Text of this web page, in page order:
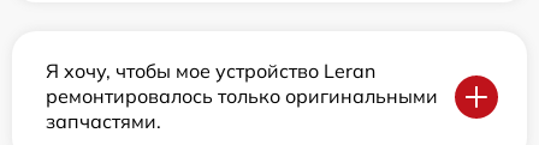
Я хочу, чтобы мое устройство Leran
ремонтировалось только оригинальными
запчастями.